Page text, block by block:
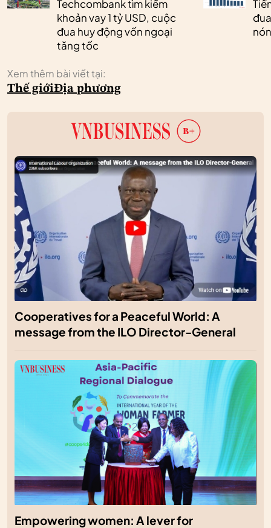
Techcombank tìm kiếm
khoản vay 1 tỷ USD, cuộc
đua huy động vốn ngoại
tăng tốc
Xem thêm bài viết tại:
Thế giớiĐịa phương
Cooperatives for a Peaceful World: A
message from the ILO Director-General
Empowering women: A lever for